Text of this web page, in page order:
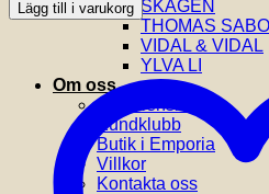
SKAGEN
THOMAS SABO
VIDAL & VIDAL
YLVA LI
Om oss
Om Glensia
Kundklubb
Butik i Emporia
Villkor
Kontakta oss
-
051-
L45v
mängd
Lägg till i varukorg